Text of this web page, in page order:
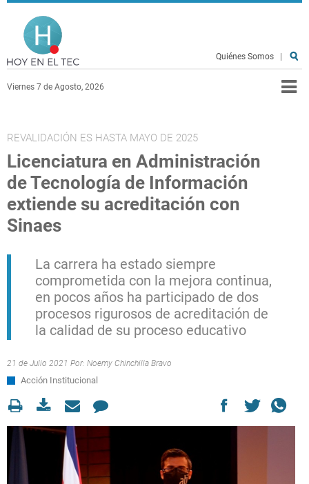
Pasar al contenido principal
Viernes 7 de Agosto, 2026
Quiénes Somos
REVALIDACIÓN ES HASTA MAYO DE 2025
Licenciatura en Administración
de Tecnología de Información
extiende su acreditación con
Sinaes
La carrera ha estado siempre
comprometida con la mejora continua,
en pocos años ha participado de dos
procesos rigurosos de acreditación de
la calidad de su proceso educativo
21 de Julio 2021 Por: Noemy Chinchilla Bravo
Acción Institucional